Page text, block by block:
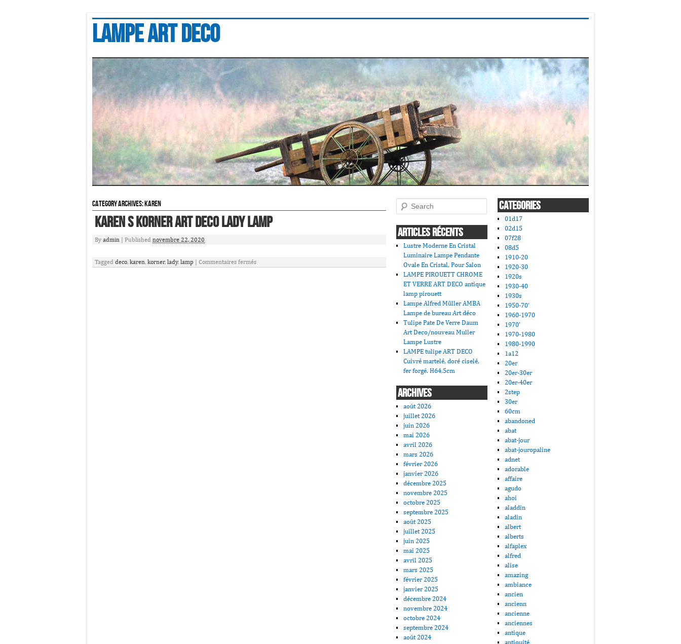
Lampe art deco
Category Archives:karen
Karen S Korner Art Deco Lady Lamp
By admin Published novembre 22, 2020
Tagged deco, karen, korner, lady, lamp Commentaires fermés
Search
ARTICLES RÉCENTS
Lustre Moderne En Cristal
Luminaire Lampe Pendante
Ovale En Cristal, Pour Salon
LAMPE PIROUETT CHROME
ET VERRE ART DECO antique
lamp pirouett
Lampe Alfred Müller AMBA
Lampe de bureau Art déco
Tulipe Pate De Verre Daum
Art Deco/nouveau Muller
Lampe Lustre
LAMPE tulipe ART DECO
Cuivré martelé, doré ciselé,
fer forgé. H64,5cm
ARCHIVES
août 2026
juillet 2026
juin 2026
mai 2026
avril 2026
mars 2026
février 2026
janvier 2026
décembre 2025
novembre 2025
octobre 2025
septembre 2025
août 2025
juillet 2025
juin 2025
mai 2025
avril 2025
mars 2025
février 2025
janvier 2025
décembre 2024
novembre 2024
octobre 2024
septembre 2024
août 2024
CATEGORIES
01d17
02d15
07f28
08d5
1910-20
1920-30
1920s
1930-40
1930s
1950-70'
1960-1970
1970'
1970-1980
1980-1990
1a12
20er
20er-30er
20er-40er
2step
30er
60cm
abandoned
abat
abat-jour
abat-jouropaline
adnet
adorable
affaire
agudo
ahoi
aladdin
aladin
albert
alberts
alfaplex
alfred
alise
amazing
ambiance
ancien
ancienn
ancienne
anciennes
antique
antiquité